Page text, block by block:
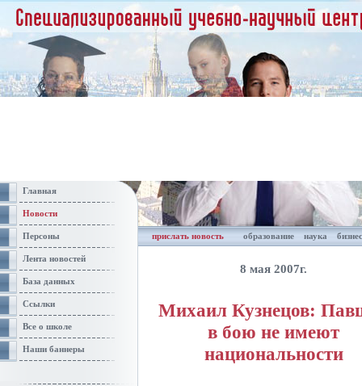
Главная
Новости
Персоны
Лента новостей
База данных
Ссылки
Все о школе
Наши баннеры
прислать новость образование наука бизнес
8 мая 2007г.
Михаил Кузнецов:
в бою не имеют
национальности